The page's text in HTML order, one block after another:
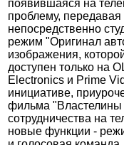
появившаяся на
проблему,
непосредственно
режим "Оригинал
изображения,
доступен только на
Electronics и Prime
инициативе,
фильма "Властелины
сотрудничества на
новые функции -